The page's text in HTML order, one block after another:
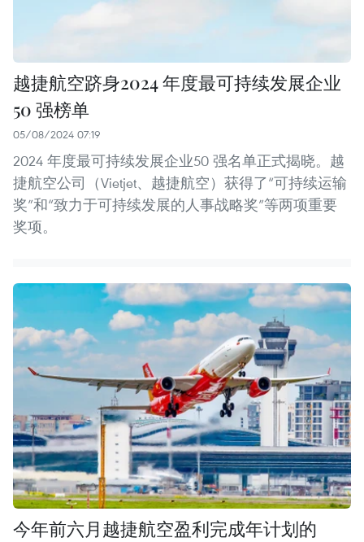
越捷航空跻身2024 年度最可持续发展企业
50 强榜单
05/08/2024 07:19
2024 年度最可持续发展企业50 强名单正式揭晓。越
捷航空公司（Vietjet、越捷航空）获得了“可持续运输
奖”和“致力于可持续发展的人事战略奖”等两项重要
奖项。
今年前六月越捷航空盈利完成年计划的